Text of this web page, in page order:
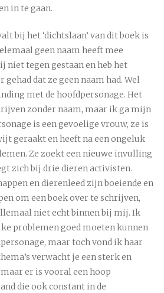
in te gaan.
bij het ‘dichtslaan’ van dit boek is
geen naam heeft mee
niet tegen gestaan en heb het
dat ze geen naam had. Wel
met de hoofdpersonage. Het
zonder naam, maar ik ga mijn
is een gevoelige vrouw, ze is
geraakt en heeft na een ongeluk
Ze zoekt een nieuwe invulling
zich bij drie dieren activisten.
en dierenleed zijn boeiende en
om een boek over te schrijven,
niet echt binnen bij mij. Ik
problemen goed moeten kunnen
maar toch vond ik haar
verwacht je een sterk en
er is vooral een hoop
die ook constant in de